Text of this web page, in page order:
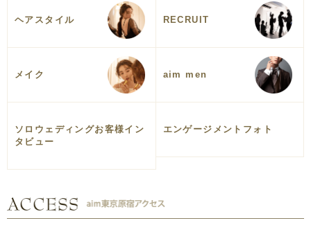
ヘアスタイル RECRUIT
メイク aim men
ソロウェディングお客様イン
タビュー
エンゲージメントフォト